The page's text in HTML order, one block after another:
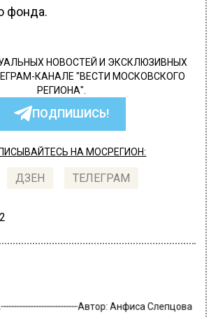
фонда.
НОВОСТЕЙ И ЭКСКЛЮЗИВНЫХ
КАНАЛЕ "ВЕСТИ МОСКОВСКОГО
РЕГИОНА".
ПОДПИШИСЬ!
НА МОСРЕГИОН:
ДЗЕН ТЕЛЕГРАМ
о новых